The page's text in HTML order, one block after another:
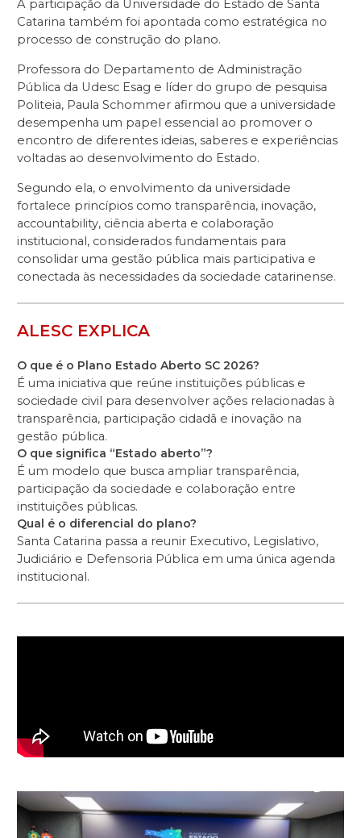
A participação da Universidade do Estado de Santa
Catarina também foi apontada como estratégica no
processo de construção do plano.
Professora do Departamento de Administração
Pública da Udesc Esag e líder do grupo de pesquisa
Politeia, Paula Schommer afirmou que a universidade
desempenha um papel essencial ao promover o
encontro de diferentes ideias, saberes e experiências
voltadas ao desenvolvimento do Estado.
Segundo ela, o envolvimento da universidade
fortalece princípios como transparência, inovação,
accountability, ciência aberta e colaboração
institucional, considerados fundamentais para
consolidar uma gestão pública mais participativa e
conectada às necessidades da sociedade catarinense.
ALESC EXPLICA
O que é o Plano Estado Aberto SC 2026?
É uma iniciativa que reúne instituições públicas e
sociedade civil para desenvolver ações relacionadas à
transparência, participação cidadã e inovação na
gestão pública.
O que significa “Estado aberto”?
É um modelo que busca ampliar transparência,
participação da sociedade e colaboração entre
instituições públicas.
Qual é o diferencial do plano?
Santa Catarina passa a reunir Executivo, Legislativo,
Judiciário e Defensoria Pública em uma única agenda
institucional.